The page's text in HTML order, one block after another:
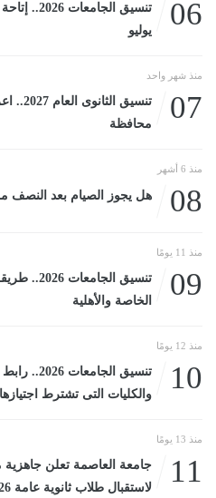
06
يوليو
منذ شهر واحد
07
محافظة
منذ 6 أشهر
08 هل يجوز الصيام بعد النصف
منذ 11 يومًا
09
تنسيق
الخاصة والأهلية
منذ 12 يومًا
10
تنسيق
والكليات التى تشترط اجتيازها
منذ 13 يومًا
11
جامعة العاصمة تعلن جاهزية
لاستقبال طلاب ثانوية عامة 2026